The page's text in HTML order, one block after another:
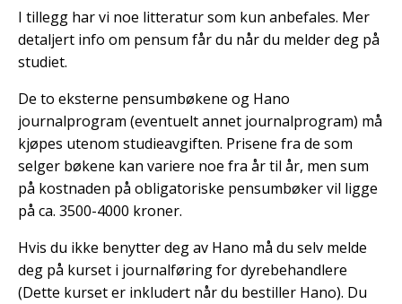
I tillegg har vi noe litteratur som kun anbefales. Mer
detaljert info om pensum får du når du melder deg på
studiet.
De to eksterne pensumbøkene og Hano
journalprogram (eventuelt annet journalprogram) må
kjøpes utenom studieavgiften. Prisene fra de som
selger bøkene kan variere noe fra år til år, men sum
på kostnaden på obligatoriske pensumbøker vil ligge
på ca. 3500-4000 kroner.
Hvis du ikke benytter deg av Hano må du selv melde
deg på kurset i journalføring for dyrebehandlere
(Dette kurset er inkludert når du bestiller Hano). Du